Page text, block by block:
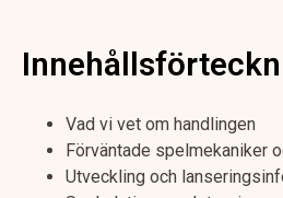
Vad vi vet om handlingen
Förväntade spelmekaniker
Utveckling och